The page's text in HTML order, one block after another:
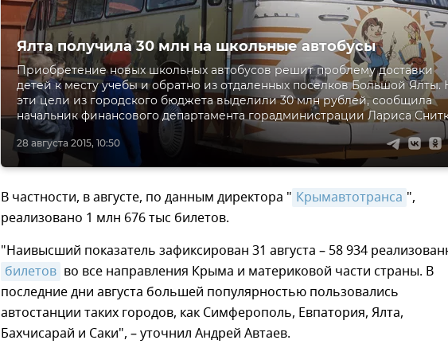
28 августа 2015, 10:50
Ялта получила 30 млн на школьные автобусы
Приобретение новых школьных автобусов решит проблему доставки
детей к месту учебы и обратно из отдаленных поселков Большой Ялты.
эти цели из городского бюджета выделили 30 млн рублей, сообщила
начальник финансового департамента горадминистрации Лариса
В частности, в августе, по данным директора " Крымавтотранса ",
реализовано 1 млн 676 тыс билетов.
"Наивысший показатель зафиксирован 31 августа – 58 934
билетов во все направления Крыма и материковой части страны. В
последние дни августа большей популярностью пользовались
автостанции таких городов, как Симферополь, Евпатория, Ялта,
Бахчисарай и Саки", – уточнил Андрей Автаев.